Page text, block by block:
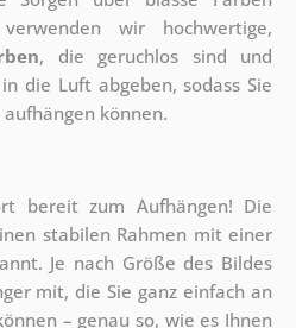
wir hochwertige,
, die geruchlos sind und
die Luft abgeben, sodass Sie
können.
bereit zum Aufhängen! Die
stabilen Rahmen mit einer
Je nach Größe des Bildes
mit, die Sie ganz einfach an
– genau so, wie es Ihnen